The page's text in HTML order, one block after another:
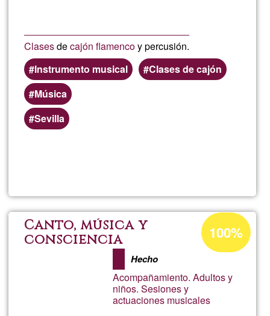
Clasesdecajón flamencoy percusión.
Instrumento musical
Clases de cajón
Música
Sevilla
Canto, música y
consciencia
Hecho
Acompañamiento. Adultos y
niños. Sesiones y
actuaciones musicales
Acceptance
percentage
Ğ1
100%